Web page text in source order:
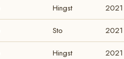
Hingst 2021
Sto 2021
Hingst 2021